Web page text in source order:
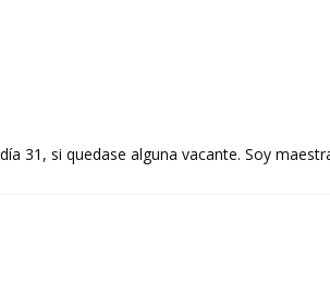
31, si quedase alguna vacante. Soy